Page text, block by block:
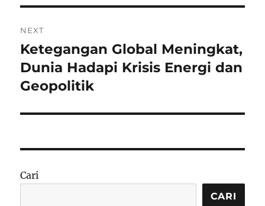
NEXT
Next
post:
Ketegangan Global Meningkat,
Dunia Hadapi Krisis Energi dan
Geopolitik
Cari
CARI